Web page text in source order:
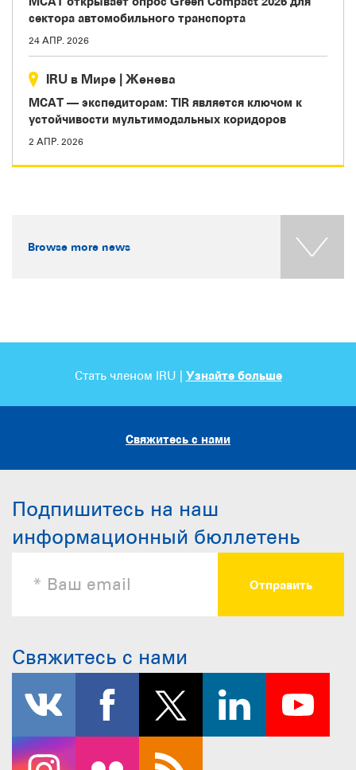
сектора автомобильного транспорта
24 АПР. 2026
IRU в Мире | Женева
МСАТ — экспедиторам: TIR является ключом к
устойчивости мультимодальных коридоров
2 АПР. 2026
Browse more news
Стать членом IRU | Узнайте больше
Свяжитесь с нами
Подпишитесь на наш
информационный бюллетень
Свяжитесь с нами